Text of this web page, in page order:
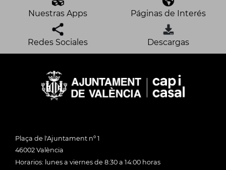
Nuestras Apps Páginas de Interés
Redes Sociales Descargas
Plaça de l'Ajuntament nº 1
46002 València
Horarios: lunes a viernes de 8:30 a 14:00 horas